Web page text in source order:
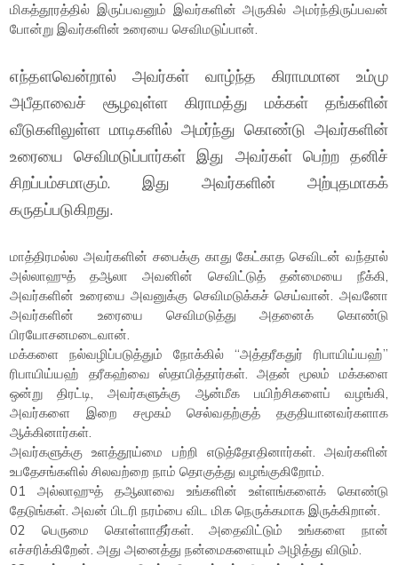
மிகத்தூரத்தில் இருப்பவனும் இவர்களின் அருகில் அமர்ந்திருப்பவன்
போன்று இவர்களின் உரையை செவிமடுப்பான்.
எந்தளவென்றால் அவர்கள் வாழ்ந்த கிராமமான உம்மு
அபீதாவைச் சூழவுள்ள கிராமத்து மக்கள் தங்களின்
வீடுகளிலுள்ள மாடிகளில் அமர்ந்து கொண்டு அவர்களின்
உரையை செவிமடுப்பார்கள் இது அவர்கள் பெற்ற தனிச்
சிறப்பம்சமாகும். இது அவர்களின் அற்புதமாகக்
கருதப்படுகிறது.
மாத்திரமல்ல அவர்களின் சபைக்கு காது கேட்காத செவிடன் வந்தால்
அல்லாஹுத் தஆலா அவனின் செவிட்டுத் தன்மையை நீக்கி,
அவர்களின் உரையை அவனுக்கு செவிமடுக்கச் செய்வான். அவனோ
அவர்களின் உரையை செவிமடுத்து அதனைக் கொண்டு
பிரயோசனமடைவான்.
மக்களை நல்வழிப்படுத்தும் நோக்கில் “அத்தரீகதுர் ரிபாயிய்யஹ்”
ரிபாயிய்யஹ் தரீகஹ்வை ஸ்தாபித்தார்கள். அதன் மூலம் மக்களை
ஒன்று திரட்டி, அவர்களுக்கு ஆன்மீக பயிற்சிகளைப் வழங்கி,
அவர்களை இறை சமூகம் செல்வதற்குத் தகுதியானவர்களாக
ஆக்கினார்கள்.
அவர்களுக்கு உளத்தூய்மை பற்றி எடுத்தோதினார்கள். அவர்களின்
உபதேசங்களில் சிலவற்றை நாம் தொகுத்து வழங்குகிறோம்.
01 அல்லாஹுத் தஆலாவை உங்களின் உள்ளங்களைக் கொண்டு
தேடுங்கள். அவன் பிடரி நரம்பை விட மிக நெருக்கமாக இருக்கிறான்.
02 பெருமை கொள்ளாதீர்கள். அதைவிட்டும் உங்களை நான்
எச்சரிக்கிறேன். அது அனைத்து நன்மைகளையும் அழித்து விடும்.